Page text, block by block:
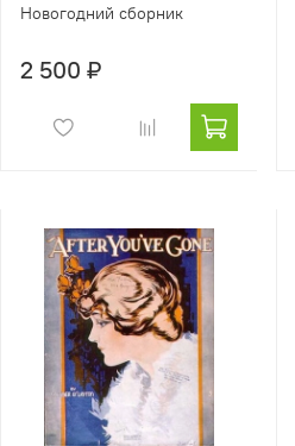
Новогодний сборник
2 500 ₽